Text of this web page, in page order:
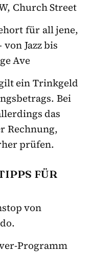
Church Street
für all jene,
Jazz bis
Ave
ein Trinkgeld
Bei
das
Rechnung,
prüfen.
FÜR
von
Programm